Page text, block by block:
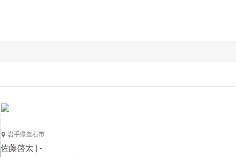
岩手県釜石市
佐藤啓太 | -